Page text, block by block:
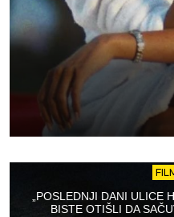
„POSLEDNJI DANI ULICE
BISTE OTIŠLI DA